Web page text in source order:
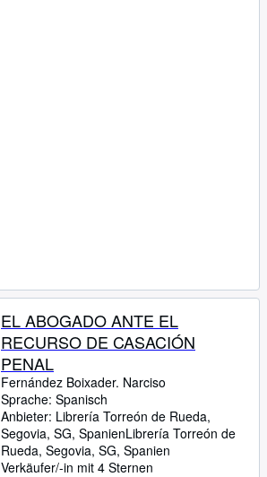
EL ABOGADO ANTE EL
RECURSO DE CASACIÓN
PENAL
Fernández Boixader. Narciso
Sprache: Spanisch
Anbieter: Librería Torreón de Rueda,
Segovia, SG, SpanienLibrería Torreón de
Rueda, Segovia, SG, Spanien
Verkäufer/-in mit 4 Sternen